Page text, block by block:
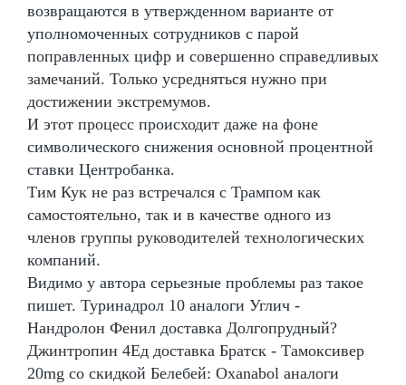
возвращаются в утвержденном варианте от
уполномоченных сотрудников с парой
поправленных цифр и совершенно справедливых
замечаний. Только усредняться нужно при
достижении экстремумов.
И этот процесс происходит даже на фоне
символического снижения основной процентной
ставки Центробанка.
Тим Кук не раз встречался с Трампом как
самостоятельно, так и в качестве одного из
членов группы руководителей технологических
компаний.
Видимо у автора серьезные проблемы раз такое
пишет. Туринадрол 10 аналоги Углич -
Нандролон Фенил доставка Долгопрудный?
Джинтропин 4Ед доставка Братск - Тамоксивер
20mg со скидкой Белебей: Oxanabol аналоги